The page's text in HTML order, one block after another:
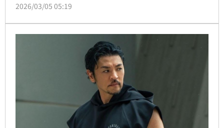
加油很難嗎」。蔡佩伶報導
2026/03/05 05:19